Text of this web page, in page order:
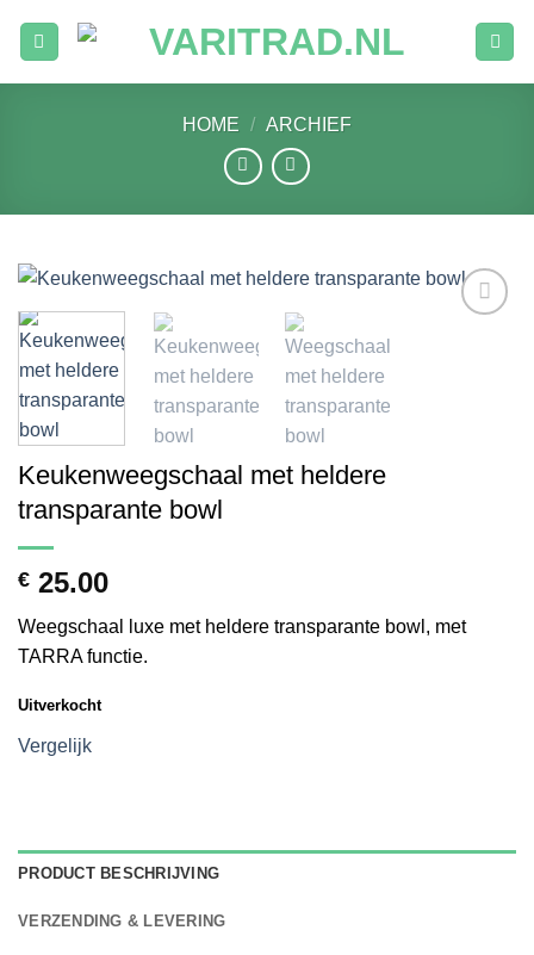
naar
HOME / ARCHIEF
Keukenweegschaal met heldere
transparante bowl
€ 25.00
Weegschaal luxe met heldere transparante bowl, met
TARRA functie.
Uitverkocht
Vergelijk
PRODUCT BESCHRIJVING
VERZENDING & LEVERING